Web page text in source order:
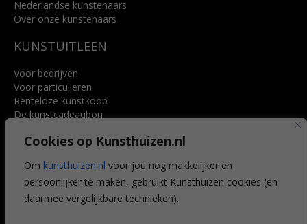
Cookies op Kunsthuizen.nl
Om kunsthuizen.nl voor jou nog makkelijker en
persoonlijker te maken, gebruikt Kunsthuizen cookies (en
daarmee vergelijkbare technieken).
Nederlandse kunstenaars
Over onze kunstenaars
KUNSTUITLEEN
Voor bedrijven
Voor particulieren
Renteloze kunstkoop
De kunstcadeaubon
Voordelen
Veelgestelde vragen
CONTACT